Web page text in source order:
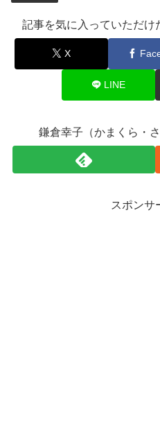
記事を気に入っていただけ
X
LINE
鎌倉幸子（かまくら・
スポンサ